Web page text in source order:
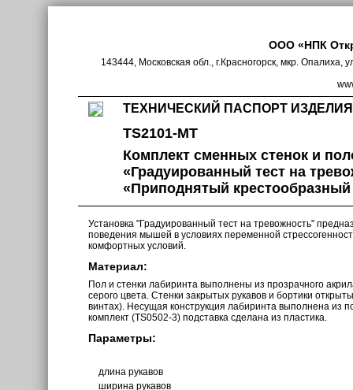
ООО «НПК
143444, Московская обл., г.Красногорск, мкр. Опалиха,
ТЕХНИЧЕСКИЙ ПАСПОРТ
TS2101-MT
Комплект сменных стенок и
«Градуированный тест на
«Приподнятый крестообразный
Установка "Градуированный тест на тревожность"
поведения мышей в условиях переменной
комфортных условий.
Материал:
Пол и стенки лабиринта выполнены из прозрачного
серого цвета. Стенки закрытых рукавов и бортики
винтах). Несущая конструкция лабиринта выполнена из
комплект (TS0502-3) подставка сделана из пластика.
Параметры:
длина рукавов
ширина рукавов